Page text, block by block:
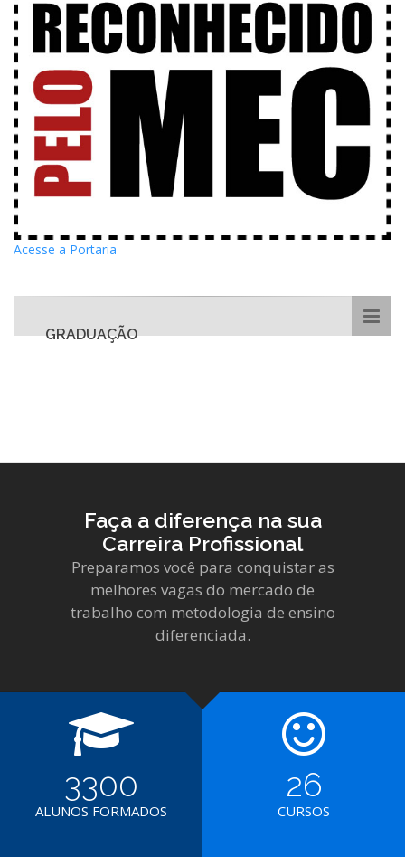
Acesse a Portaria
GRADUAÇÃO
Faça a diferença na sua
Carreira Profissional
Preparamos você para conquistar as
melhores vagas do mercado de
trabalho com metodologia de ensino
diferenciada.
3300
ALUNOS FORMADOS
26
CURSOS